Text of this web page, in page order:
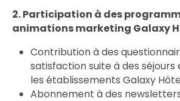
2. Participation à des
animations marketing Galaxy
Contribution à des
satisfaction suite à des
les établissements Galaxy
Abonnement à des